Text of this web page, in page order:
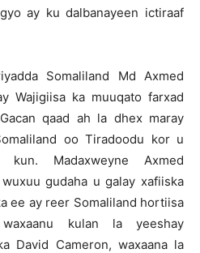
ay ku dalbanayeen ictiraaf
Somaliland Md Axmed
Wajigiisa ka muuqato farxad
qaad ah la dhex maray
oo Tiradoodu kor u
kun. Madaxweyne Axmed
gudaha u galay xafiiska
ee ay reer Somaliland hortiisa
waxaanu kulan la yeeshay
David Cameron, waxaana la